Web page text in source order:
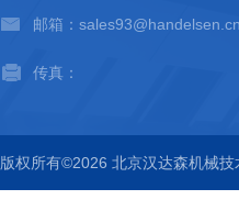
邮箱：sales93@handelsen.cn
传真：
版权所有©2026 北京汉达森机械